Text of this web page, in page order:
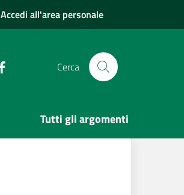
Accedi all'area personale
Cerca
Tutti gli argomenti